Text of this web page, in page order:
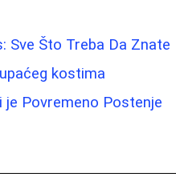
Sve Što Treba Da Znate
kostima
je Povremeno Postenje